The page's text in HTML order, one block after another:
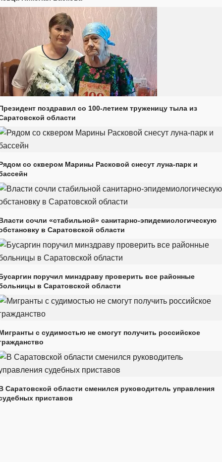
поздравил со 100-летием труженицу тыла из
области
со сквером Марины Расковой снесут луна-парк и
сочли «стабильной» санитарно-эпидемиологическую
в Саратовской области
поручил минздраву проверить все районные
в Саратовской области
с судимостью не смогут получить российское
Саратовской области сменился руководитель управления
приставов